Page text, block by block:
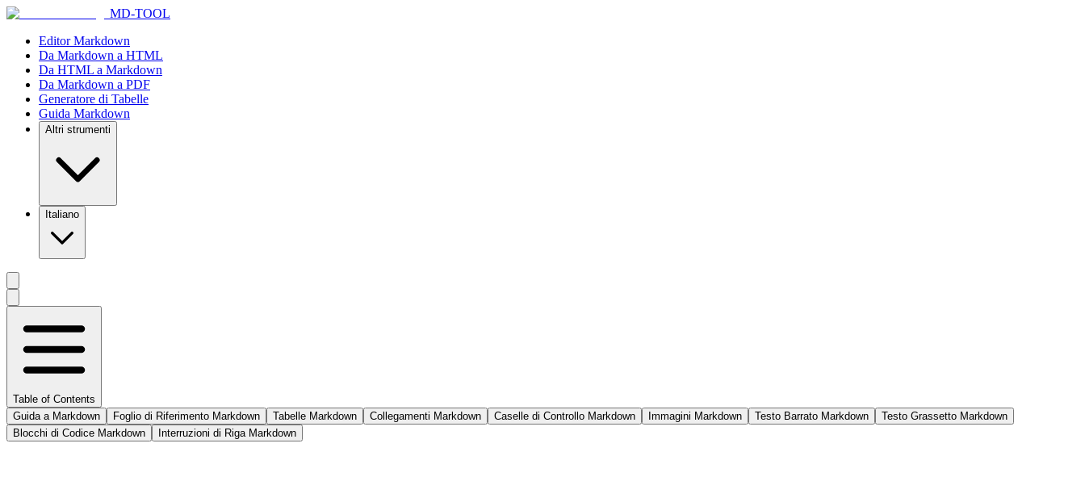
MD-TOOL
Editor Markdown
Da Markdown a HTML
Da HTML a Markdown
Da Markdown a PDF
Generatore di Tabelle
Guida Markdown
Altri strumenti
Italiano
Table of Contents
Guida a Markdown
Foglio di Riferimento Markdown Tabelle Markdown Collegamenti Markdown Caselle di Controllo Markdown Immagini Markdown Testo Barrato Markdown
Testo Grassetto Markdown
Blocchi di Codice Markdown
Interruzioni di Riga Markdown